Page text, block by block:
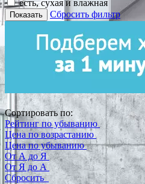
есть, сухая и влажная
Показать Сбросить фильтр
Сортировать по:
Рейтинг по убыванию
Цена по возрастанию
Цена по убыванию
От А до Я
От Я до А
Сбросить